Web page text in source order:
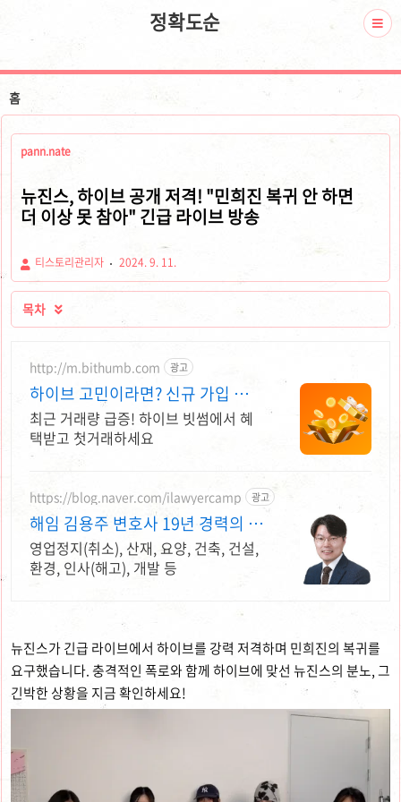
정확도순
홈
pann.nate
뉴진스, 하이브 공개 저격! "민희진 복귀 안 하면
더 이상 못 참아" 긴급 라이브 방송
티스토리관리자 2024. 9. 11.
목차 
http://m.bithumb.com 광고
하이브 고민이라면? 신규 가입 시 5
만원 혜택
최근 거래량 급증! 하이브 빗썸에서 혜
택받고 첫거래하세요
https://blog.naver.com/ilawyercamp 광고
해임 김용주 변호사 19년 경력의 행
정전문변호사
영업정지(취소), 산재, 요양, 건축, 건설,
환경, 인사(해고), 개발 등
뉴진스가 긴급 라이브에서 하이브를 강력 저격하며 민희진의 복귀를
요구했습니다. 충격적인 폭로와 함께 하이브에 맞선 뉴진스의 분노, 그
긴박한 상황을 지금 확인하세요!